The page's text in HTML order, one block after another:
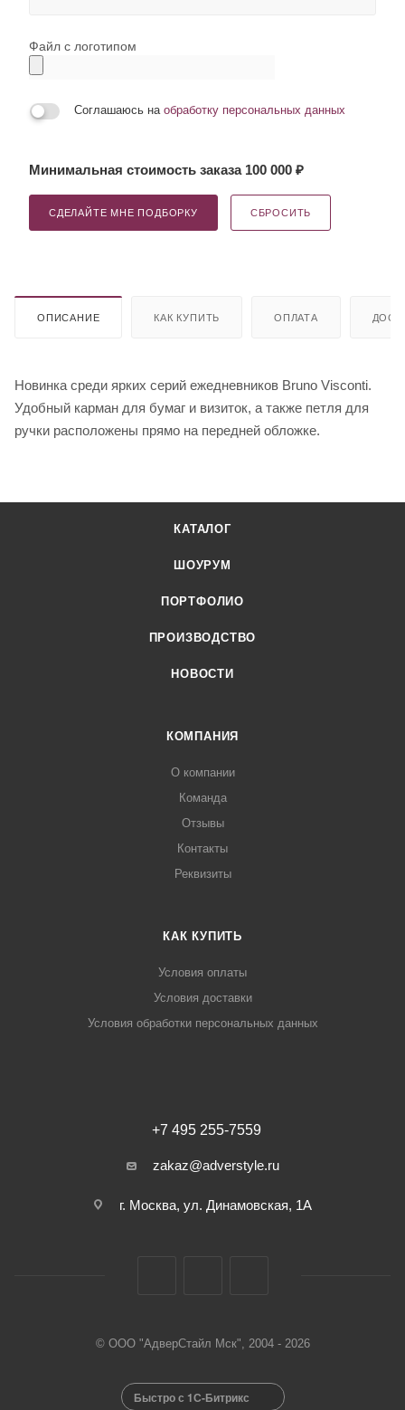
Файл с логотипом
Соглашаюсь на обработку персональных данных
Минимальная стоимость заказа 100 000 ₽
СДЕЛАЙТЕ МНЕ ПОДБОРКУ СБРОСИТЬ
ОПИСАНИЕ КАК КУПИТЬ ОПЛАТА
Новинка среди ярких серий ежедневников Bruno Visconti.
Удобный карман для бумаг и визиток, а также петля для
ручки расположены прямо на передней обложке.
КАТАЛОГ
ШОУРУМ
ПОРТФОЛИО
ПРОИЗВОДСТВО
НОВОСТИ
КОМПАНИЯ
О компании
Команда
Отзывы
Контакты
Реквизиты
КАК КУПИТЬ
Условия оплаты
Условия доставки
Условия обработки персональных данных
+7 495 255-7559
zakaz@adverstyle.ru
г. Москва, ул. Динамовская, 1А
© ООО "АдверСтайл Мск", 2004 - 2026
Быстро с 1С-Битрикс